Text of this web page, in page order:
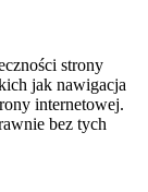
strony
jak nawigacja
internetowej.
bez tych